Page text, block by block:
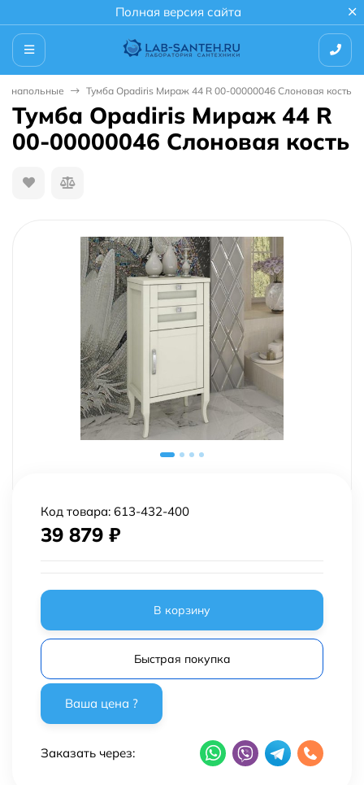
Полная версия сайта
напольные Тумба Opadiris Мираж 44 R 00-00000046 Слоновая кость
Тумба Opadiris Мираж 44 R
00-00000046 Слоновая кость
Код товара: 613-432-400
39 879 ₽
В корзину
Быстрая покупка
Заказать через: